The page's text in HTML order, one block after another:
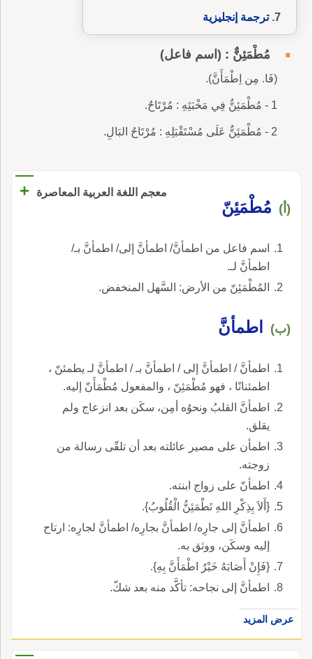
ترجمة إنجليزية
مُطْمَئِنٌّ : (اسم فاعل)
(فَا. مِن اِطْمَأَنَّ).
1 - مُطْمَئِنٌّ فِي مَخْبَئِهِ : مُرْتَاحٌ.
2 - مُطْمَئِنٌّ عَلَى مُسْتَقْبَلِهِ : مُرْتَاحُ البَالِ.
معجم اللغة العربية المعاصرة +
(أ) مُطْمَئِنّ
اسم فاعل من اطمأنَّ/ اطمأنَّ إلى/ اطمأنَّ بـ/
اطمأنَّ لـ.
المُطْمَئِنّ من الأرض: السَّهل المنخفض.
(ب) اطمأنَّ
اطمأنَّ / اطمأنَّ إلى / اطمأنَّ بـ / اطمأنَّ لـ يطمئنّ ،
اطمئنانًا ، فهو مُطْمَئِنّ ، والمفعول مُطْمَأَنّ إليه.
اطمأنَّ القلبُ ونحوُه أمِن، سكَن بعد انزعاج ولم
يقلق.
اطمأن على مصير عائلته بعد أن تلقّى رسالة من
زوجته.
اطمأنّ على زواج ابنته.
{أَلاَ بِذِكْرِ اللهِ تَطْمَئِنُّ الْقُلُوبُ}.
اطمأنَّ إلى جارِه/ اطمأنَّ بجارِه/ اطمأنَّ لجارِه: ارتاح
إليه وسكَن، ووثق به.
{فَإِنْ أَصَابَهُ خَيْرٌ اطْمَأَنَّ بِهِ}.
اطمأنَّ إلى نجاحه: تأكَّد منه بعد شكّ.
عرض المزيد